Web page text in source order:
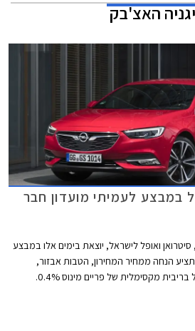
האצ'בק
במבצע לעמיתי מועדון חבר
סיטרואן ואופל לישראל, יוצאת בימים אלו במבצע
הנחה ממחיר המחירון, הטבות אבזור,
ותוכנית מימון בבנק אוצר החייל בריבית מקסימלית של פריים מינוס 0.4%.